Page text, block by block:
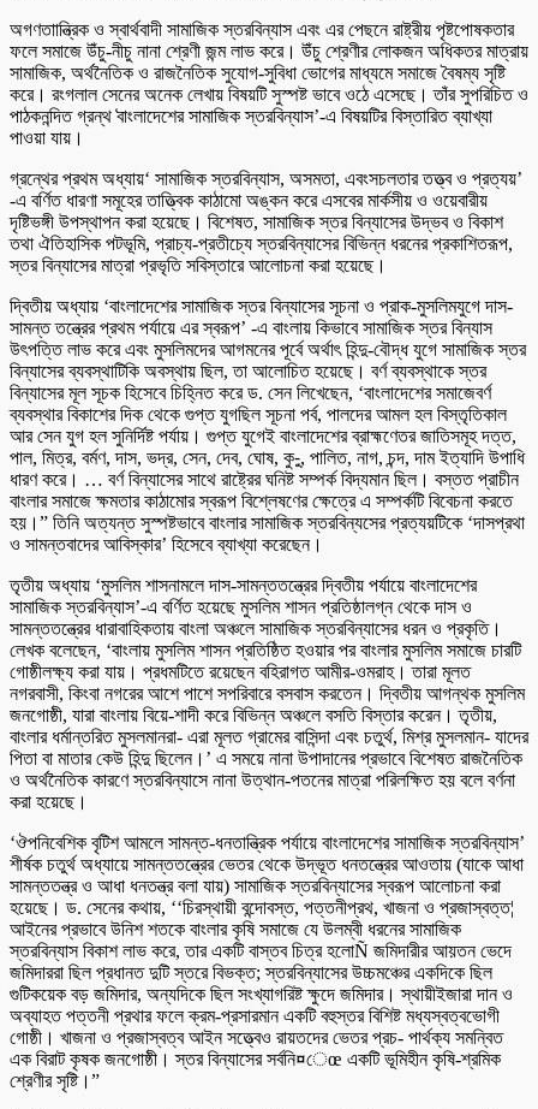
অগণতাান্ত্রিক ও স্বার্থবাদী সামাজিক স্তরবিন্যাস এবং এর পেছনে রাষ্ট্রীয় পৃষ্টপোষকতার
ফলে সমাজে উঁচু-নীচু নানা শ্রেণী জন্ম লাভ করে। উঁচু শ্রেণীর লোকজন অধিকতর মাত্রায়
সামাজিক, অর্থনৈতিক ও রাজনৈতিক সুযোগ-সুবিধা ভোগের মাধ্যমে সমাজে বৈষম্য সৃষ্টি
করে। রংগলাল সেনের অনেক লেখায় বিষয়টি সুস্পষ্ট ভাবে ওঠে এসেছে। তাঁর সুপরিচিত ও
পাঠকনন্দিত গ্রন্থ ̒বাংলাদেশের সামাজিক স্তরবিন্যাস’-এ বিষয়টির বিস্তারিত ব্যাখ্যা
পাওয়া যায়।
গ্রন্থের প্রথম অধ্যায়‘ সামাজিক স্তরবিন্যাস, অসমতা, এবংসচলতার তত্ত্ব ও প্রত্যয়’
-এ বর্ণিত ধারণা সমূহের তাত্ত্বিক কাঠামো অঙ্কন করে এসবের মার্কসীয় ও ওয়েবারীয়
দৃষ্টিভঙ্গী উপস্থাপন করা হয়েছে। বিশেষত, সামাজিক স্তর বিন্যাসের উদ্ভব ও বিকাশ
তথা ঐতিহাসিক পটভূমি, প্রাচ্য-প্রতীচ্যে স্তরবিন্যাসের বিভিন্ন ধরনের প্রকাশিতরূপ,
স্তর বিন্যাসের মাত্রা প্রভৃতি সবিস্তারে আলোচনা করা হয়েছে।
দ্বিতীয় অধ্যায় ‘বাংলাদেশের সামাজিক স্তর বিন্যাসের সূচনা ও প্রাক-মুসলিমযুগে দাস-
সামন্ত তন্ত্রের প্রথম পর্যায়ে এর স্বরূপ’ -এ বাংলায় কিভাবে সামাজিক স্তর বিন্যাস
উৎপত্তি লাভ করে এবং মুসলিমদের আগমনের পূর্বে অর্থাৎ হিন্দু-বৌদ্ধ যুগে সামাজিক স্তর
বিন্যাসের ব্যবস্থাটিকি অবস্থায় ছিল, তা আলোচিত হয়েছে। বর্ণ ব্যবস্থাকে স্তর
বিন্যাসের মূল সূচক হিসেবে চিহ্নিত করে ড. সেন লিখেছেন, ‘বাংলাদেশের সমাজেবর্ণ
ব্যবস্থার বিকাশের দিক থেকে গুপ্ত যুগছিল সূচনা পর্ব, পালদের আমল হল বিস্তৃতিকাল
আর সেন যুগ হল সুনির্দিষ্ট পর্যায়। গুপ্ত যুগেই বাংলাদেশের ব্রাহ্মণেতর জাতিসমূহ দত্ত,
পাল, মিত্র, বর্মণ, দাস, ভদ্র, সেন, দেব, ঘোষ, কু-ু, পালিত, নাগ, চন্দ, দাম ইত্যাদি উপাধি
ধারণ করে। … বর্ণ বিন্যাসের সাথে রাষ্ট্রের ঘনিষ্ট সম্পর্ক বিদ্যমান ছিল। বস্তত প্রাচীন
বাংলার সমাজে ক্ষমতার কাঠামোর স্বরূপ বিশ্লেষণের ক্ষেত্রে এ সম্পর্কটি বিবেচনা করতে
হয়।” তিনি অত্যন্ত সুস্পষ্টভাবে বাংলার সামাজিক স্তরবিন্যসের প্রত্যয়টিকে ‘দাসপ্রথা
ও সামন্তবাদের আবিস্কার’ হিসেবে ব্যাখ্যা করেছেন।
তৃতীয় অধ্যায় ‘মুসলিম শাসনামলে দাস-সামন্ততন্ত্রের দ্বিতীয় পর্যায়ে বাংলাদেশের
সামাজিক স্তরবিন্যাস’-এ বর্ণিত হয়েছে মুসলিম শাসন প্রতিষ্ঠালগ্ন থেকে দাস ও
সামন্ততন্ত্রের ধারাবাহিকতায় বাংলা অঞ্চলে সামাজিক স্তরবিন্যাসের ধরন ও প্রকৃতি।
লেখক বলেছেন, ‘বাংলায় মুসলিম শাসন প্রতিষ্ঠিত হওয়ার পর বাংলার মুসলিম সমাজে চারটি
গোষ্ঠীলক্ষ্য করা যায়। প্রধমটিতে রয়েছেন বহিরাগত আমীর-ওমরাহ। তারা মূলত
নগরবাসী, কিংবা নগরের আশে পাশে সপরিবারে বসবাস করতেন। দ্বিতীয় আগন্থক মুসলিম
জনগোষ্ঠী, যারা বাংলায় বিয়ে-শাদী করে বিভিন্ন অঞ্চলে বসতি বিস্তার করেন। তৃতীয়,
বাংলার ধর্মান্তরিত মুসলমানরা- এরা মূলত গ্রামের বাসিন্দা এবং চতুর্থ, মিশ্র মুসলমান- যাদের
পিতা বা মাতার কেউ হিন্দু ছিলেন।’ এ সময়ে নানা উপাদানের প্রভাবে বিশেষত রাজনৈতিক
ও অর্থনৈতিক কারণে স্তরবিন্যাসে নানা উত্থান-পতনের মাত্রা পরিলক্ষিত হয় বলে বর্ণনা
করা হয়েছে।
‘ঔপনিবেশিক বৃটিশ আমলে সামন্ত-ধনতান্ত্রিক পর্যায়ে বাংলাদেশের সামাজিক স্তরবিন্যাস’
শীর্ষক চতুর্থ অধ্যায়ে সামন্ততন্ত্রের ভেতর থেকে উদ্ভূত ধনতন্ত্রের আওতায় (যাকে আধা
সামন্ততন্ত্র ও আধা ধনতন্ত্র বলা যায়) সামাজিক স্তরবিন্যাসের স্বরূপ আলোচনা করা
হয়েছে। ড. সেনের কথায়, ‘‘চিরস্থায়ী বন্দোবস্ত, পত্তনীপ্রথ, খাজনা ও প্রজাস্বত্ত¦
আইনের প্রভাবে উনিশ শতকে বাংলার কৃষি সমাজে যে উলম্বী ধরনের সামাজিক
স্তরবিন্যাস বিকাশ লাভ করে, তার একটি বাস্তব চিত্র হলোÑ জমিদারীর আয়তন ভেদে
জমিদাররা ছিল প্রধানত দুটি স্তরে বিভক্ত; স্তরবিন্যাসের উচ্চমঞ্চের একদিকে ছিল
গুটিকয়েক বড় জমিদার, অন্যদিকে ছিল সংখ্যাগরিষ্ট ক্ষুদে জমিদার। স্থায়ীইজারা দান ও
অব্যাহত পত্তনী প্রথার ফলে ক্রম-প্রসারমান একটি বহুস্তর বিশিষ্ট মধ্যস্বত্বভোগী
গোষ্ঠী। খাজনা ও প্রজাস্বত্ব আইন সত্ত্বেও রায়তদের ভেতর প্রচ- পার্থক্য সমন্বিত
এক বিরাট কৃষক জনগোষ্ঠী। স্তর বিন্যাসের সর্বনি¤েœ একটি ভূমিহীন কৃষি-শ্রমিক
শ্রেণীর সৃষ্টি।”